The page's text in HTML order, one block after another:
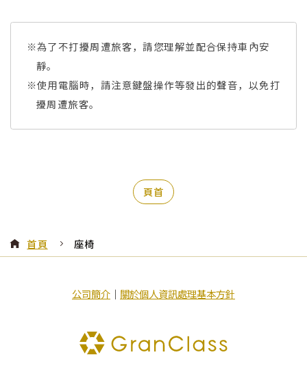
※為了不打擾周遭旅客，請您理解並配合保持車內安
靜。
※使用電腦時，請注意鍵盤操作等發出的聲音，以免打
擾周遭旅客。
頁首
首頁 座椅
公司簡介 ｜ 關於個人資訊處理基本方針